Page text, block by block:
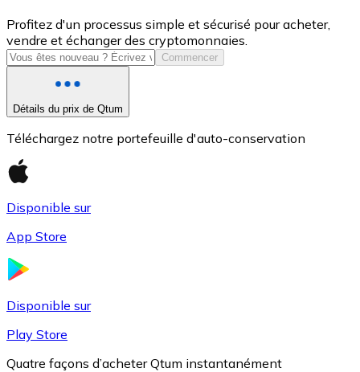
USD Coin
USDC
Profitez d'un processus simple et sécurisé pour acheter,
vendre et échanger des cryptomonnaies.
Commencer
Détails du prix de Qtum
Téléchargez notre portefeuille d'auto-conservation
Disponible sur
App Store
Disponible sur
Play Store
Quatre façons d’acheter Qtum instantanément